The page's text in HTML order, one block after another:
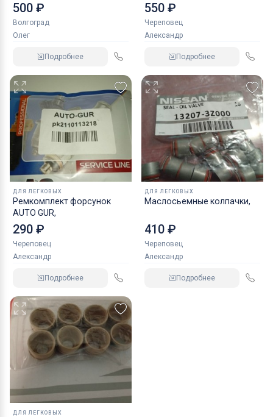
NORDBERG 2 т
500 ₽
Волгоград
Олег
Подробнее
550 ₽
Череповец
Александр
Подробнее
ДЛЯ ЛЕГКОВЫХ
Ремкомплект форсунок
AUTO GUR,
290 ₽
Череповец
Александр
Подробнее
ДЛЯ ЛЕГКОВЫХ
Маслосьемные колпачки,
410 ₽
Череповец
Александр
Подробнее
ДЛЯ ЛЕГКОВЫХ